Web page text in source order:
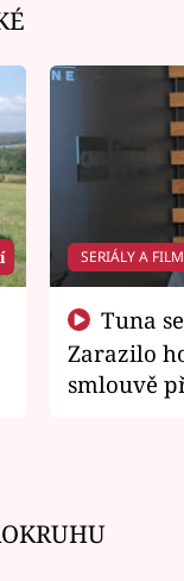
SERIÁLY A
Zarazilo
smlouvě